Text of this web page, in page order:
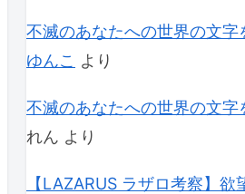
不滅のあなたへの世界の文字
ゆんこ より
不滅のあなたへの世界の文字
れん より
【LAZARUS ラザロ考察】欲